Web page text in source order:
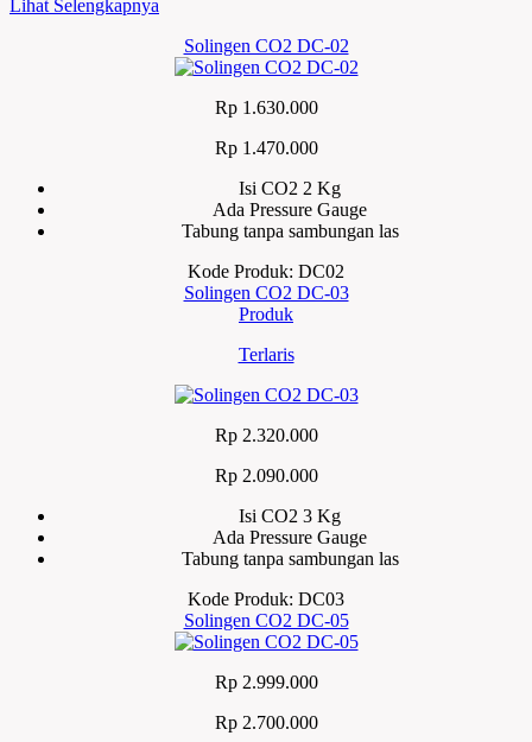
Lihat Selengkapnya
Solingen CO2 DC-02
Rp 1.630.000
Rp 1.470.000
Isi CO2 2 Kg
Ada Pressure Gauge
Tabung tanpa sambungan las
Kode Produk: DC02
Solingen CO2 DC-03
Produk
Terlaris
Rp 2.320.000
Rp 2.090.000
Isi CO2 3 Kg
Ada Pressure Gauge
Tabung tanpa sambungan las
Kode Produk: DC03
Solingen CO2 DC-05
Rp 2.999.000
Rp 2.700.000